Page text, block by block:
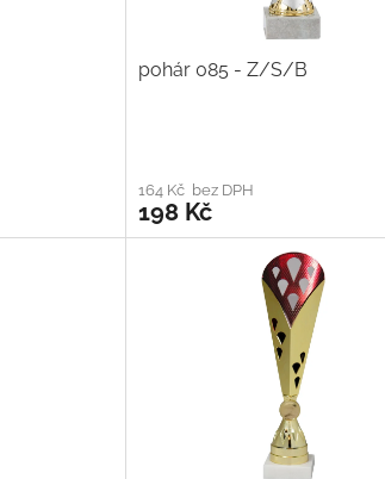
pohár 085 - Z/S/B
164 Kč bez DPH
198 Kč